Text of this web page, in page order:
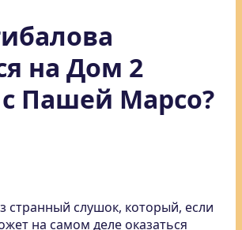
на Дом 2
Пашей Марсо?
странный слушок, который, если
на самом деле оказаться